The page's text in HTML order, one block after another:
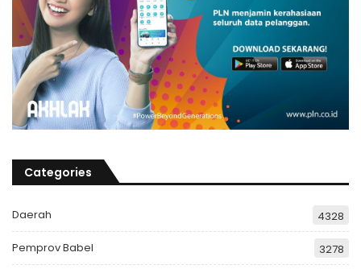
Categories
Daerah 4328
Pemprov Babel 3278